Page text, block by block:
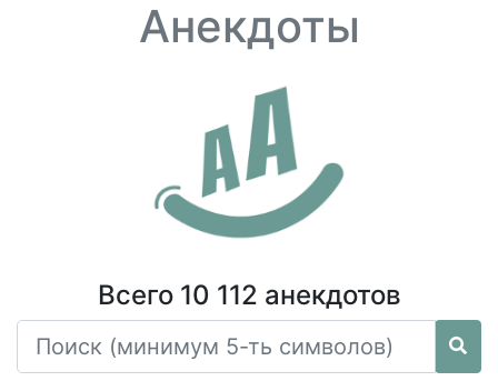
Анекдоты
Всего 10 112 анекдотов